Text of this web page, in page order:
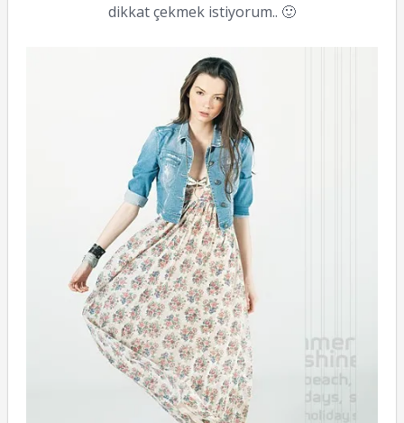
dikkat çekmek istiyorum.. 🙂